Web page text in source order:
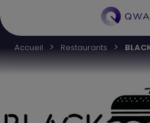
Accueil Restaurants